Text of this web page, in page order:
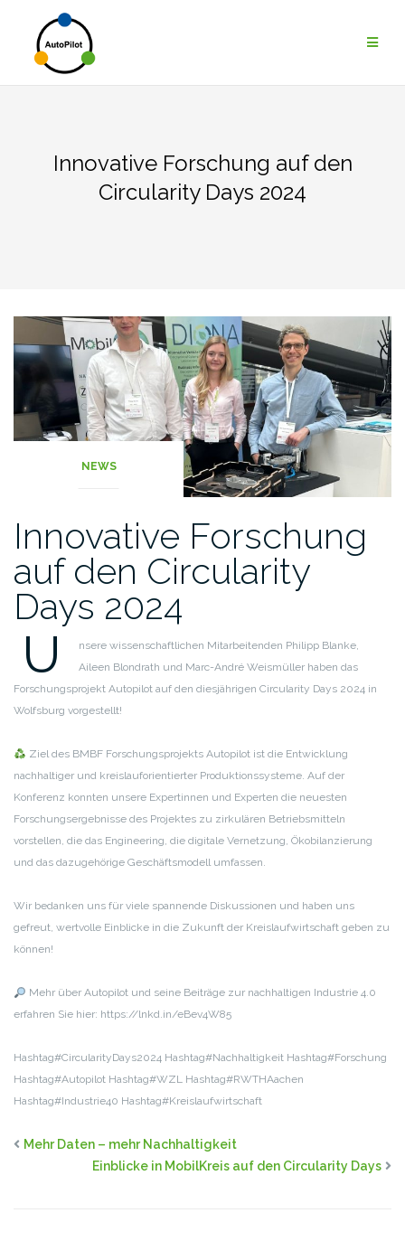
springen
Innovative Forschung auf den
Circularity Days 2024
NEWS
Innovative Forschung
auf den Circularity
Days 2024
U
nsere wissenschaftlichen Mitarbeitenden Philipp Blanke,
Aileen Blondrath und Marc-André Weismüller haben das
Forschungsprojekt Autopilot auf den diesjährigen Circularity Days 2024 in
Wolfsburg vorgestellt!
Ziel des BMBF Forschungsprojekts Autopilot ist die Entwicklung
nachhaltiger und kreislauforientierter Produktionssysteme. Auf der
Konferenz konnten unsere Expertinnen und Experten die neuesten
Forschungsergebnisse des Projektes zu zirkulären Betriebsmitteln
vorstellen, die das Engineering, die digitale Vernetzung, Ökobilanzierung
und das dazugehörige Geschäftsmodell umfassen.
Wir bedanken uns für viele spannende Diskussionen und haben uns
gefreut, wertvolle Einblicke in die Zukunft der Kreislaufwirtschaft geben zu
können!
Mehr über Autopilot und seine Beiträge zur nachhaltigen Industrie 4.0
erfahren Sie hier: https://lnkd.in/eBev4W85
Hashtag#CircularityDays2024 Hashtag#Nachhaltigkeit Hashtag#Forschung
Hashtag#Autopilot Hashtag#WZL Hashtag#RWTHAachen
Hashtag#Industrie40 Hashtag#Kreislaufwirtschaft
Mehr Daten – mehr Nachhaltigkeit
Einblicke in MobilKreis auf den Circularity Days